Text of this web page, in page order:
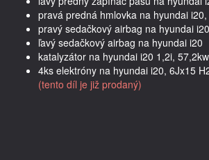
pravá predná hmlovka na hyundai i20,
pravý sedačkový airbag na hyundai
ľavý sedačkový airbag na hyundai i20
katalyzátor na hyundai i20 1,2i,
4ks elektróny na hyundai i20, 6Jx15
(tento díl je již prodaný)